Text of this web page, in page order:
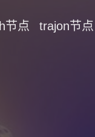
节点 trajon节点